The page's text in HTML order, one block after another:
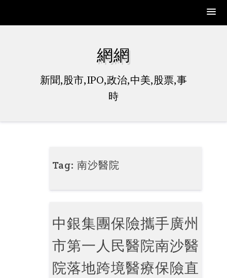
網網
新聞,股市,IPO,政治,中美,股票,事
時
Tag:南沙醫院
中銀集團保險攜手廣州
市第一人民醫院南沙醫
院落地跨境醫療保險直